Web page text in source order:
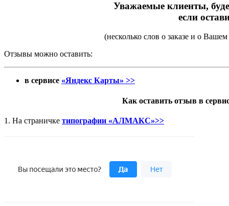
Уважаемые клиенты,
если
(несколько слов о заказе и о
Отзывы можно оставить:
в сервисе «Яндекс Карты» >>
Как оставить отзыв в
1. На страничке типографии «АЛМАКС»>>